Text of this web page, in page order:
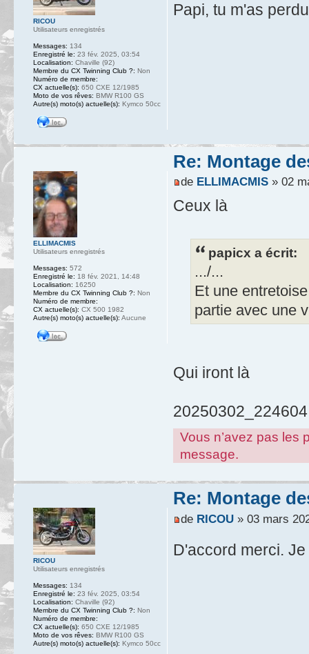
Papi, tu m'as
RICOU
Utilisateurs enregistrés
Messages: 134
Enregistré le: 23 fév. 2025, 03:54
Localisation: Chaville (92)
Membre du CX Twinning Club ?: Non
Numéro de membre:
CX actuelle(s): 650 CXE 12/1985
Moto de vos rêves: BMW R100 GS
Autre(s) moto(s) actuelle(s): Kymco 50cc
Re: Montage
de ELLIMACMIS» 02
Ceux là
papicx a écrit:
.../...
Et une
partie avec une
Qui iront là
Vous n’avez pas les
message.
ELLIMACMIS
Utilisateurs enregistrés
Messages: 572
Enregistré le: 18 fév. 2021, 14:48
Localisation: 16250
Membre du CX Twinning Club ?: Non
Numéro de membre:
CX actuelle(s): CX 500 1982
Autre(s) moto(s) actuelle(s): Aucune
Re: Montage
de RICOU» 03 mars
D'accord merci.
RICOU
Utilisateurs enregistrés
Messages: 134
Enregistré le: 23 fév. 2025, 03:54
Localisation: Chaville (92)
Membre du CX Twinning Club ?: Non
Numéro de membre:
CX actuelle(s): 650 CXE 12/1985
Moto de vos rêves: BMW R100 GS
Autre(s) moto(s) actuelle(s): Kymco 50cc